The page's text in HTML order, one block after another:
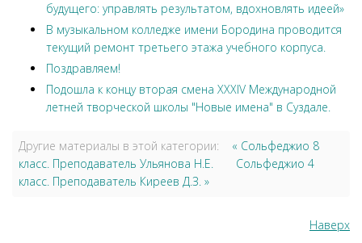
будущего: управлять результатом, вдохновлять идеей»
В музыкальном колледже имени Бородина проводится
текущий ремонт третьего этажа учебного корпуса.
Поздравляем!
Подошла к концу вторая смена XXXIV Международной
летней творческой школы "Новые имена" в Суздале.
Другие материалы в этой категории:
« Сольфеджио 8
класс. Преподаватель Ульянова Н.Е.
Сольфеджио 4
класс. Преподаватель Киреев Д.З. »
Наверх